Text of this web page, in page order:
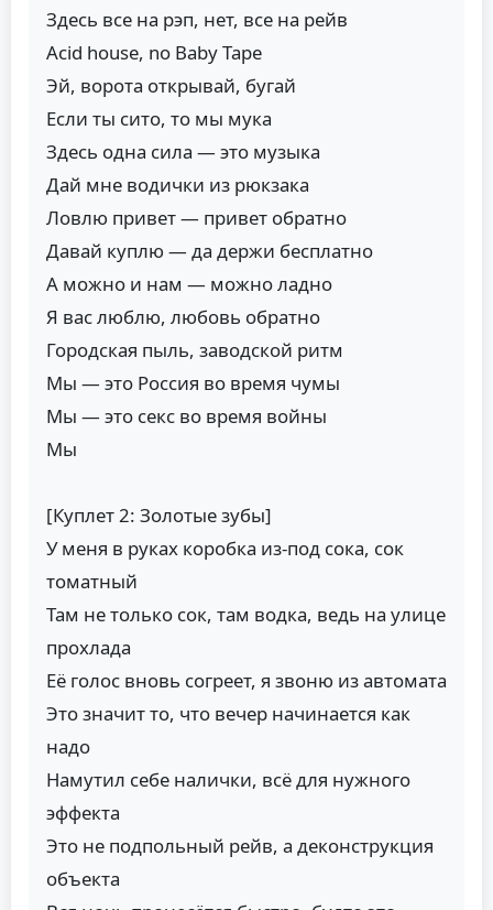
Здесь все на рэп, нет, все на рейв
Acid house, no Baby Tape
Эй, ворота открывай, бугай
Если ты сито, то мы мука
Здесь одна сила — это музыка
Дай мне водички из рюкзака
Ловлю привет — привет обратно
Давай куплю — да держи бесплатно
А можно и нам — можно ладно
Я вас люблю, любовь обратно
Городская пыль, заводской ритм
Мы — это Россия во время чумы
Мы — это секс во время войны
Мы
[Куплет 2: Золотые зубы]
У меня в руках коробка из-под сока, сок
томатный
Там не только сок, там водка, ведь на улице
прохлада
Её голос вновь согреет, я звоню из автомата
Это значит то, что вечер начинается как
надо
Намутил себе налички, всё для нужного
эффекта
Это не подпольный рейв, а деконструкция
объекта